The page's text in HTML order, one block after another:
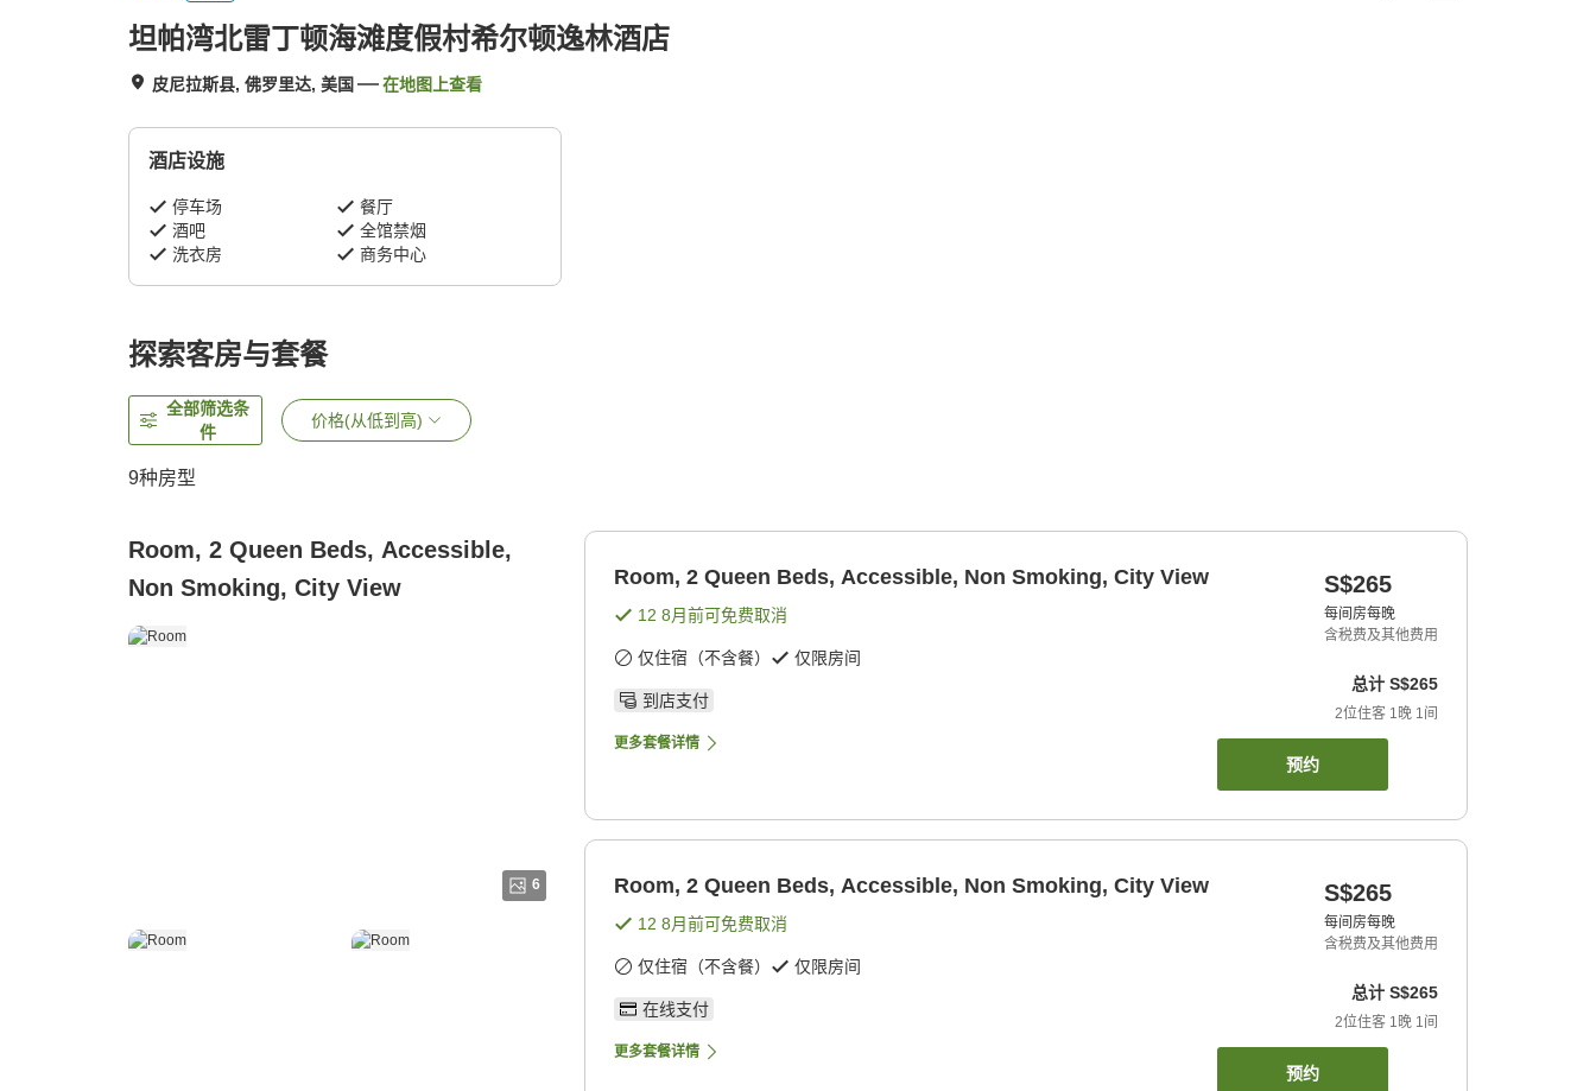
坦帕湾北雷丁顿海滩度假村希尔顿逸林酒店
皮尼拉斯县, 佛罗里达, 美国 在地图上查看
酒店设施
停车场
餐厅
酒吧
全馆禁烟
洗衣房
商务中心
探索客房与套餐
全部筛选条
件
价格(从低到高)
9种房型
Room, 2 Queen Beds, Accessible,
Non Smoking, City View
6
Room, 2 Queen Beds, Accessible, Non Smoking, City View
12 8月前可免费取消
仅住宿（不含餐） 仅限房间
到店支付
更多套餐详情
S$265
每间房每晚
含税费及其他费用
总计 S$265
2位住客 1晚 1间
预约
Room, 2 Queen Beds, Accessible, Non Smoking, City View
12 8月前可免费取消
仅住宿（不含餐） 仅限房间
在线支付
更多套餐详情
S$265
每间房每晚
含税费及其他费用
总计 S$265
2位住客 1晚 1间
预约